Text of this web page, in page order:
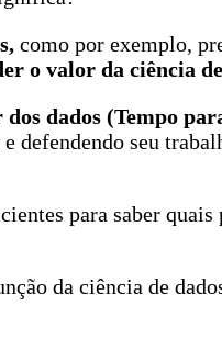
como por exemplo,
o valor da ciência
dados (Tempo
seu
para saber
da ciência de